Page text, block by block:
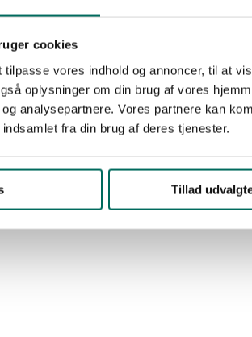
cookies
tilpasse vores indhold og annoncer, til at
oplysninger om din brug af vores
analysepartnere. Vores partnere kan
fra din brug af deres tjenester.
Tillad